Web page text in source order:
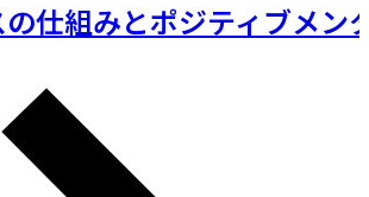
仕組みとポジティブメン